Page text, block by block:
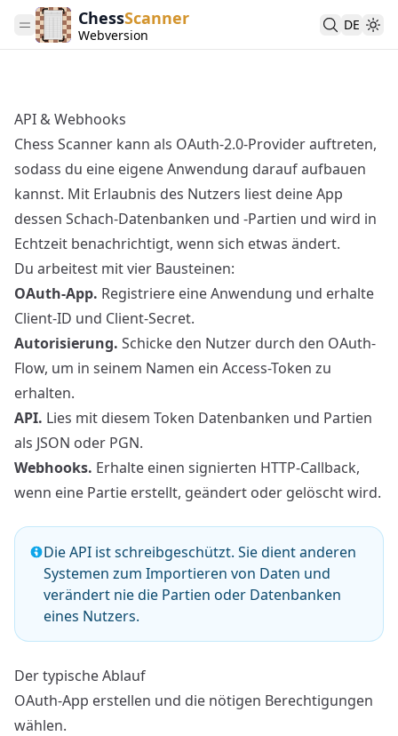
ChessScanner
Webversion
DE
API & Webhooks
Chess Scanner kann als OAuth-2.0-Provider auftreten,
sodass du eine eigene Anwendung darauf aufbauen
kannst. Mit Erlaubnis des Nutzers liest deine App
dessen Schach-Datenbanken und -Partien und wird in
Echtzeit benachrichtigt, wenn sich etwas ändert.
Du arbeitest mit vier Bausteinen:
OAuth-App. Registriere eine Anwendung und erhalte
Client-ID und Client-Secret.
Autorisierung. Schicke den Nutzer durch den OAuth-
Flow, um in seinem Namen ein Access-Token zu
erhalten.
API. Lies mit diesem Token Datenbanken und Partien
als JSON oder PGN.
Webhooks. Erhalte einen signierten HTTP-Callback,
wenn eine Partie erstellt, geändert oder gelöscht wird.
Die API ist schreibgeschützt. Sie dient anderen
Systemen zum Importieren von Daten und
verändert nie die Partien oder Datenbanken
eines Nutzers.
Der typische Ablauf
OAuth-App erstellen und die nötigen Berechtigungen
wählen.